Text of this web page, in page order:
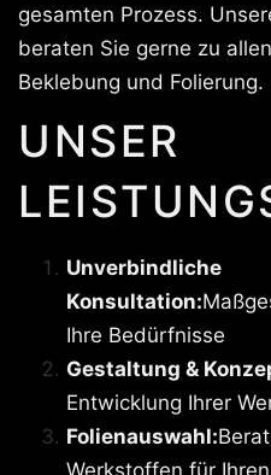
gesamten Prozess.
beraten Sie gerne zu
Beklebung und Folierung.
UNSER
Unverbindliche
Konsultation:
Ihre Bedürfnisse
Gestaltung &
Entwicklung Ihrer
Folienauswahl:
Werkstoffen für